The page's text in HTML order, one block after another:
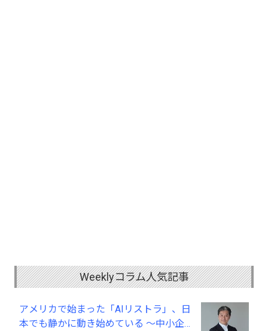
Weeklyコラム人気記事
アメリカで始まった「AIリストラ」、日
本でも静かに動き始めている ～中小企